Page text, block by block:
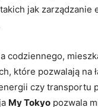
jak zarządzanie
codziennego,
które pozwalają na
czy transportu
My Tokyo pozwala